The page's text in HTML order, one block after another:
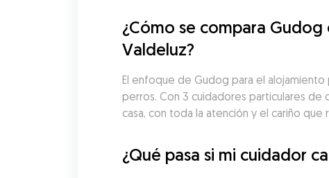
¿Cómo se compara
Valdeluz?
El enfoque de Gudog para el alojamiento
perros. Con 3 cuidadores particulares
casa, con toda la atención y el cariño que
¿Qué pasa si mi cuidador